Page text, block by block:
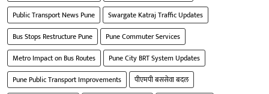
Public Transport News Pune
Swargate Katraj Traffic Updates
Bus Stops Restructure Pune
Pune Commuter Services
Metro Impact on Bus Routes
Pune City BRT System Updates
Pune Public Transport Improvements
पीएमपी बससेवा बदल